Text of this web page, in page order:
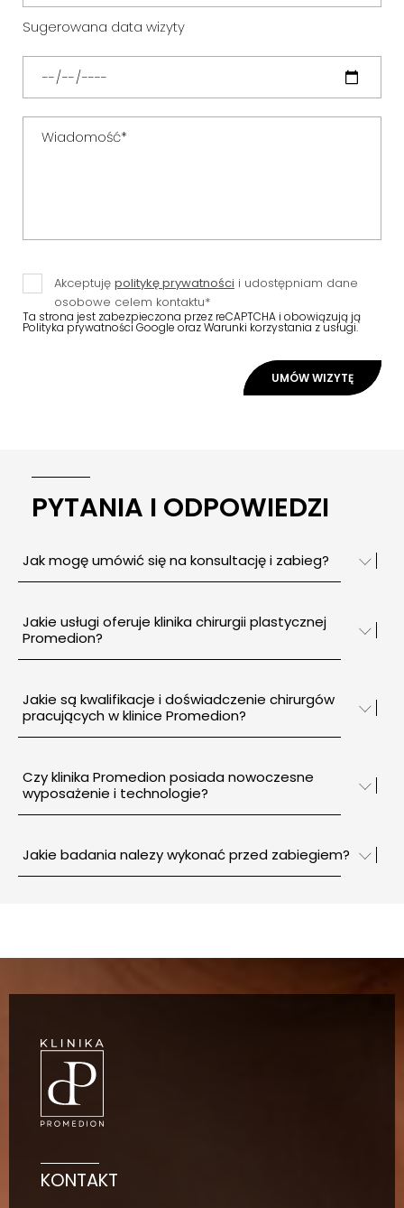
Sugerowana data wizyty
Akceptuję politykę prywatności i udostępniam dane
osobowe celem kontaktu*
Ta strona jest zabezpieczona przez reCAPTCHA i obowiązują ją
Polityka prywatności Google orazWarunki korzystania z usługi.
PYTANIA I ODPOWIEDZI
Jak mogę umówić się na konsultację i zabieg?
Jakie usługi oferuje klinika chirurgii plastycznej
Promedion?
Jakie są kwalifikacje i doświadczenie chirurgów
pracujących w klinice Promedion?
Czy klinika Promedion posiada nowoczesne
wyposażenie i technologie?
Jakie badania nalezy wykonać przed zabiegiem?
KONTAKT